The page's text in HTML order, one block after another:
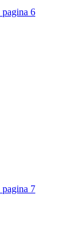
pagina 6
pagina 7